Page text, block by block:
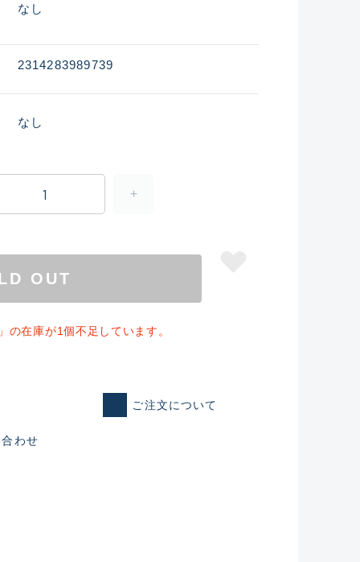
れた未使用
なし
2314283989739
なし
OUT
の在庫が1個不足しています。
ご注文について
わせ